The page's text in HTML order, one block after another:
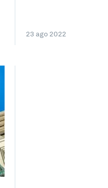
23 ago 2022